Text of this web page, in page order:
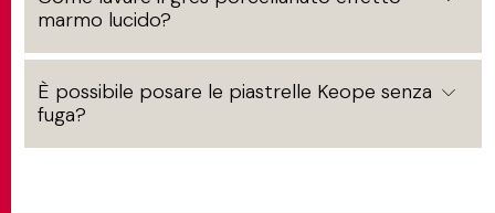
marmo lucido?
È possibile posare le piastrelle Keope senza
fuga?